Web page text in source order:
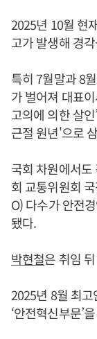
2025년 10월 현
고가 발생해 경
특히 7월말과 8
가 벌어져 대표
고의에 의한 살
근절 원년'으로
국회 차원에서
회 교통위원회
O) 다수가 안전
됐다.
박현철은 취임
2025년 8월 최
‘안전혁신부문’